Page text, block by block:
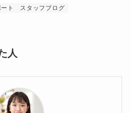
ト スタッフブログ
人